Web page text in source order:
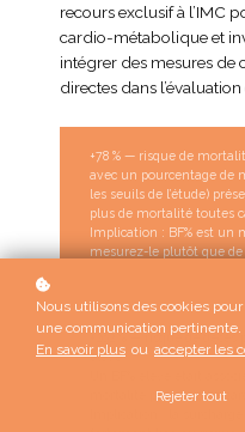
recours exclusif à l’IMC
cardio-métabolique et
intégrer des mesures
directes dans l’évaluation
+78 % — risque de
avec un pourcentage de
les seuils de l’étude)
plus de mortalité toutes
Implication : BF% est
mesurez-le plutôt que de
+262 % — risque de décès
élevé
mortalité par maladie
Nous utilisons des cookies
une communication pertinente.
En savoir plus ou accepter les
Rejeter tout